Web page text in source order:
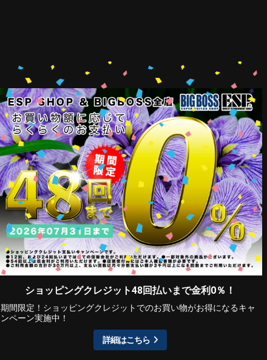
ショッピングクレジット48回払いまで金利0％！
期間限定！ショッピングクレジットでのお買い物がお得になるキャ
ンペーン実施中！
詳細はこちら